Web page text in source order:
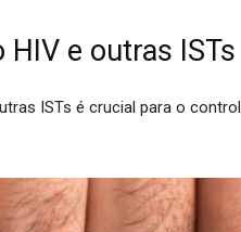
HIV e outras ISTs
ISTs é crucial para o